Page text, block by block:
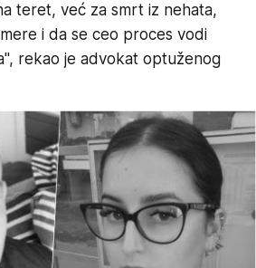
teret, već za smrt iz nehata,
i da se ceo proces vodi
rekao je advokat optuženog